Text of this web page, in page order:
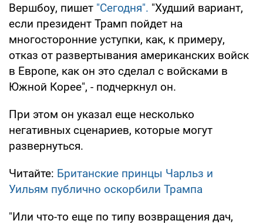
Вершбоу, пишет "Сегодня". "Худший вариант,
если президент Трамп пойдет на
многосторонние уступки, как, к примеру,
отказ от развертывания американских войск
в Европе, как он это сделал с войсками в
Южной Корее", - подчеркнул он.
При этом он указал еще несколько
негативных сценариев, которые могут
развернуться.
Читайте: Британские принцы Чарльз и
Уильям публично оскорбили Трампа
"Или что-то еще по типу возвращения дач,